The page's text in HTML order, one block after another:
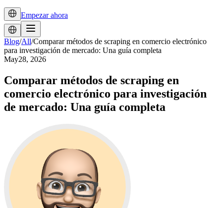
Empezar ahora
Blog/All/Comparar métodos de scraping en comercio electrónico
para investigación de mercado: Una guía completa
May28, 2026
Comparar métodos de scraping en
comercio electrónico para investigación
de mercado: Una guía completa